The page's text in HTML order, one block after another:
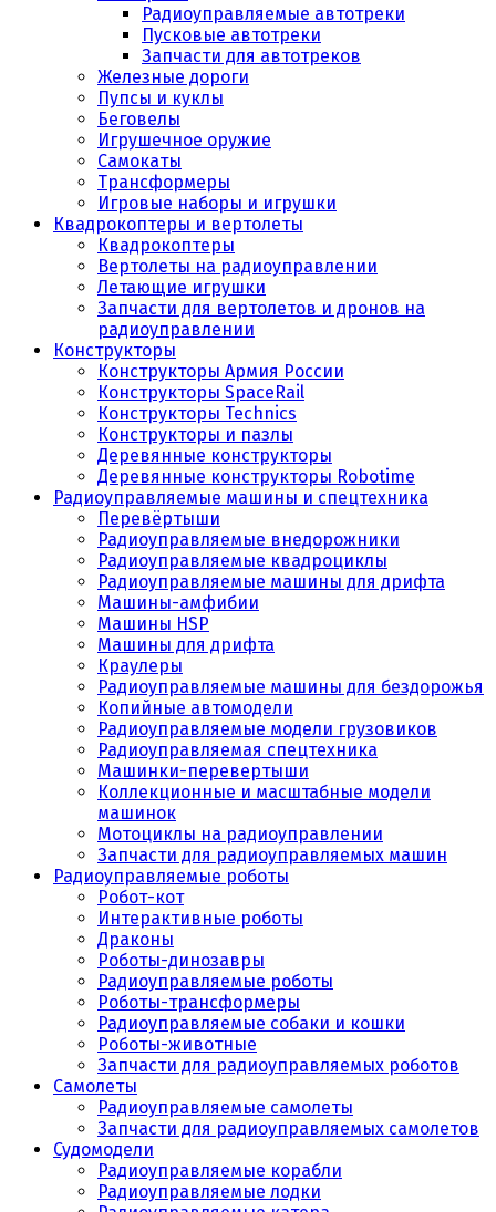
Радиоуправляемые автотреки
Пусковые автотреки
Запчасти для автотреков
Железные дороги
Пупсы и куклы
Беговелы
Игрушечное оружие
Самокаты
Трансформеры
Игровые наборы и игрушки
Квадрокоптеры и вертолеты
Квадрокоптеры
Вертолеты на радиоуправлении
Летающие игрушки
Запчасти для вертолетов и дронов на
радиоуправлении
Конструкторы
Конструкторы Армия России
Конструкторы SpaceRail
Конструкторы Technics
Конструкторы и пазлы
Деревянные конструкторы
Деревянные конструкторы Robotime
Радиоуправляемые машины и спецтехника
Перевёртыши
Радиоуправляемые внедорожники
Радиоуправляемые квадроциклы
Радиоуправляемые машины для дрифта
Машины-амфибии
Машины HSP
Машины для дрифта
Краулеры
Радиоуправляемые машины для бездорожья
Копийные автомодели
Радиоуправляемые модели грузовиков
Радиоуправляемая спецтехника
Машинки-перевертыши
Коллекционные и масштабные модели
машинок
Мотоциклы на радиоуправлении
Запчасти для радиоуправляемых машин
Радиоуправляемые роботы
Робот-кот
Интерактивные роботы
Драконы
Роботы-динозавры
Радиоуправляемые роботы
Роботы-трансформеры
Радиоуправляемые собаки и кошки
Роботы-животные
Запчасти для радиоуправляемых роботов
Самолеты
Радиоуправляемые самолеты
Запчасти для радиоуправляемых самолетов
Судомодели
Радиоуправляемые корабли
Радиоуправляемые лодки